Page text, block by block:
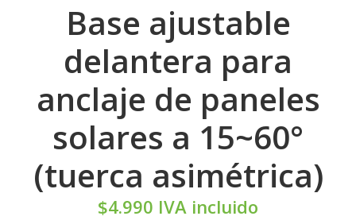
Base ajustable
delantera para
anclaje de paneles
solares a 15~60°
(tuerca asimétrica)
$4.990 IVA incluido